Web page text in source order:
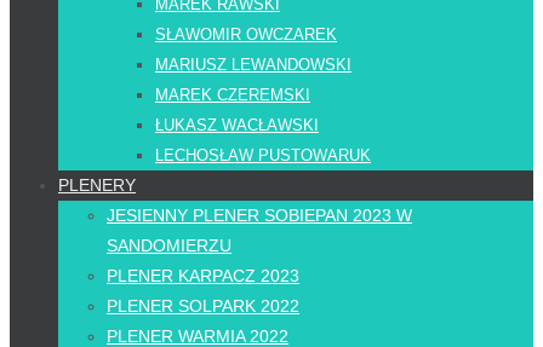
MAREK RAWSKI
SŁAWOMIR OWCZAREK
MARIUSZ LEWANDOWSKI
MAREK CZEREMSKI
ŁUKASZ WACŁAWSKI
LECHOSŁAW PUSTOWARUK
PLENERY
JESIENNY PLENER SOBIEPAN 2023 W
SANDOMIERZU
PLENER KARPACZ 2023
PLENER SOLPARK 2022
PLENER WARMIA 2022